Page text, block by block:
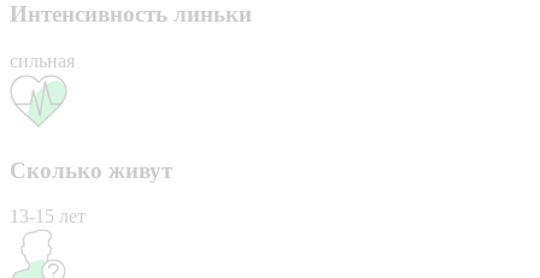
Интенсивность линьки
сильная
Сколько живут
13-15 лет